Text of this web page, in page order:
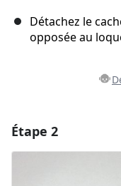
Détachez le
opposée au
Étape 2